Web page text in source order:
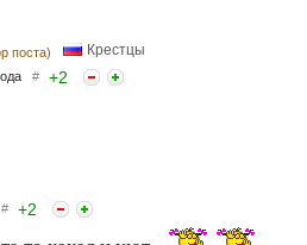
поста) Крестцы
# +2
# +2